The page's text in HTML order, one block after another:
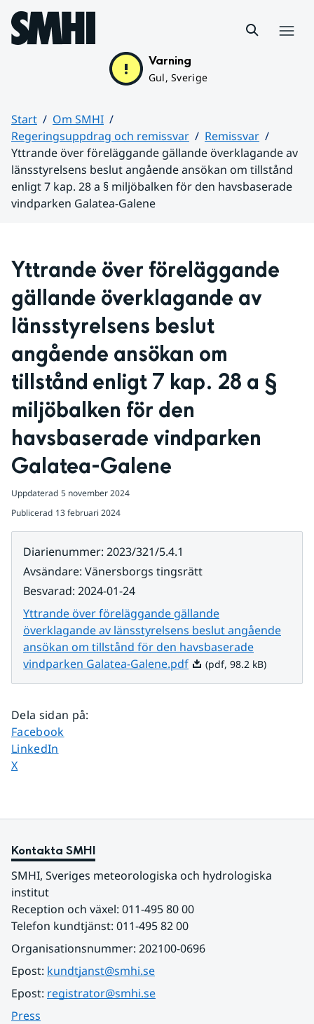
Hoppa till sidans innehåll
Varning
Gul, Sverige
Start
Om SMHI
Regeringsuppdrag och remissvar
Remissvar
Yttrande över föreläggande gällande överklagande av
länsstyrelsens beslut angående ansökan om tillstånd
enligt 7 kap. 28 a § miljöbalken för den havsbaserade
vindparken Galatea-Galene
Yttrande över föreläggande
gällande överklagande av
länsstyrelsens beslut
angående ansökan om
tillstånd enligt 7 kap. 28 a §
miljöbalken för den
havsbaserade vindparken
Galatea-Galene
Uppdaterad 5 november 2024
Publicerad 13 februari 2024
Diarienummer: 2023/321/5.4.1
Avsändare: Vänersborgs tingsrätt
Besvarad: 2024-01-24
Yttrande över föreläggande gällande
överklagande av länsstyrelsens beslut angående
ansökan om tillstånd för den havsbaserade
vindparken Galatea-Galene.pdfPdf, 98.2 kB.
(pdf, 98.2 kB)
Dela sidan på:
Dela sidan på
Facebook
Dela sidan på
LinkedIn
Dela sidan på
X
Kontakta SMHI
SMHI, Sveriges meteorologiska och hydrologiska
institut
Reception och växel: 011-495 80 00
Telefon kundtjänst: 011-495 82 00
Organisationsnummer: 202100-0696
Epost: kundtjanst@smhi.se
Epost: registrator@smhi.se
Press